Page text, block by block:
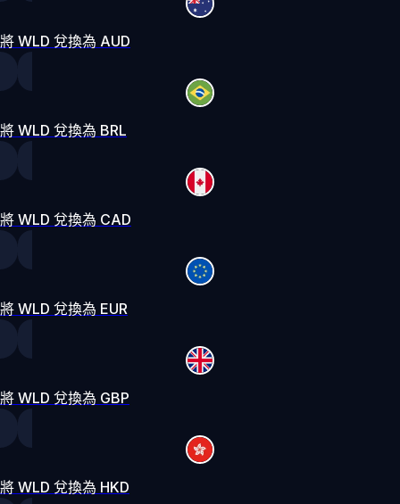
將 WLD 兌換為 AUD
將 WLD 兌換為 BRL
將 WLD 兌換為 CAD
將 WLD 兌換為 EUR
將 WLD 兌換為 GBP
將 WLD 兌換為 HKD